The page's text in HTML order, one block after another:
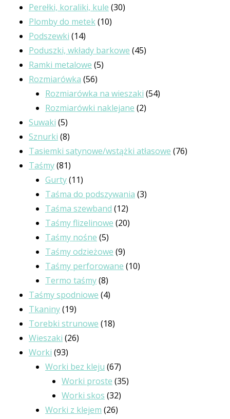
produktów
Perełki, koraliki, kule 3030
Plomby do metek 1010
Podszewki 1414
produktów
Poduszki, wkłady barkowe 4545
Ramki metalowe 55
Rozmiarówka 5656
produktów
Rozmiarówka na wieszaki 5454
Rozmiarówki naklejane 22
Suwaki 55
produktów
Sznurki 88
produktów
Tasiemki satynowe/wstążki atłasowe 7676
Taśmy 8181
produktów
Gurty 1111
produktów
Taśma do podszywania 33
Taśma szewband 1212
produktów
Taśmy flizelinowe 2020
Taśmy nośne 55
produktów
Taśmy odzieżowe 99
produktów
Taśmy perforowane 1010
Termo taśmy 88
produktów
Taśmy spodniowe 44
Tkaniny 1919
produktów
Torebki strunowe 1818
Wieszaki 2626
Worki 9393
produkty
Worki bez kleju 6767
produktów
Worki proste 3535
Worki skos 3232
Worki z klejem 2626